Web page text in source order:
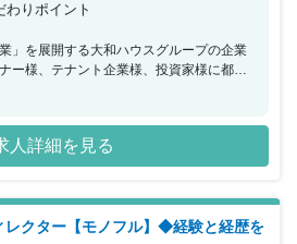
わりポイント
」を展開する大和ハウスグループの企業
ー様、テナント企業様、投資家様に都心
不動産価値の最大化を図るためのソリュ
「PM事業」「リテール事業」 の4つの
でサービス提供をしております。 「ホテ
型ホテルとして全国に74のホテルを展開
得支援制度なども用意されており、安心
とができ、年間休日も120日以上で土日
人詳細を見る
レクター【モノフル】◆経験と経歴を